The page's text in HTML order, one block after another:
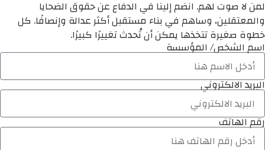
لمن لا صوت لهم. انضم إلينا في الدفاع عن حقوق الضحايا
والمعتقلين، وساهم في بناء مستقبل أكثر عدالة وإنصافًا. كل
خطوة صغيرة تتخذها يمكن أن تُحدث تغييرًا كبيرًا.
اسم الشخص/ المؤسسة
البريد الالكتروني
رقم الهاتف